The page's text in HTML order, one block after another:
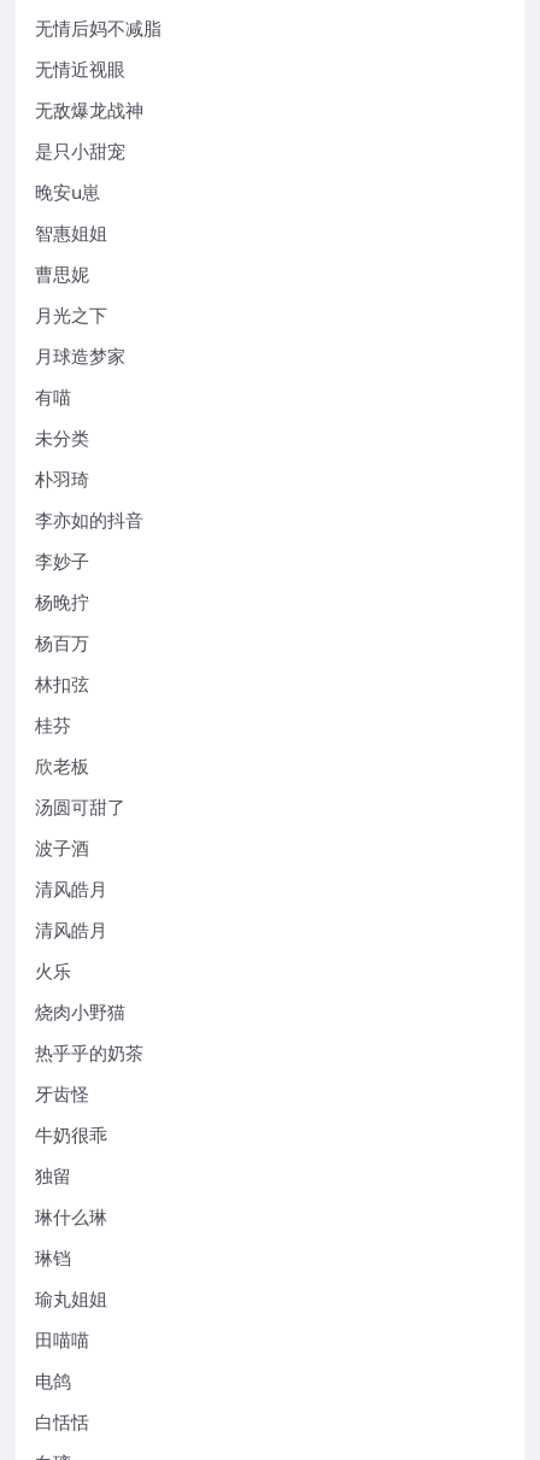
无情后妈不减脂
无情近视眼
无敌爆龙战神
是只小甜宠
晚安u崽
智惠姐姐
曹思妮
月光之下
月球造梦家
有喵
未分类
朴羽琦
李亦如的抖音
李妙子
杨晚拧
杨百万
林扣弦
桂芬
欣老板
汤圆可甜了
波子酒
清风皓月
清风皓月
火乐
烧肉小野猫
热乎乎的奶茶
牙齿怪
牛奶很乖
独留
琳什么琳
琳铛
瑜丸姐姐
田喵喵
电鸽
白恬恬